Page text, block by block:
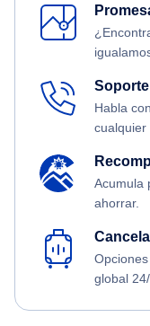
Habla
cualquier
Acumula
ahorrar.
global